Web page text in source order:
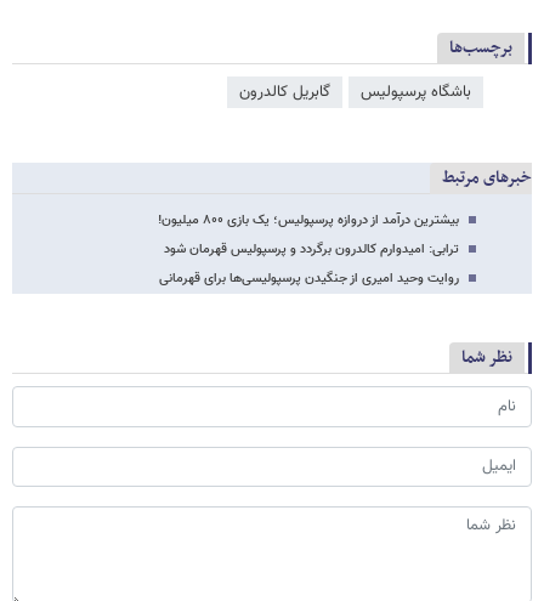
برچسب‌ها
باشگاه پرسپولیس گابریل کالدرون
خبرهای مرتبط
بیشترین درآمد از دروازه پرسپولیس؛ یک بازی ۸۰۰ میلیون!
ترابی: امیدوارم کالدرون برگردد و پرسپولیس قهرمان شود
روایت وحید امیری از جنگیدن پرسپولیسی‌ها برای قهرمانی
نظر شما